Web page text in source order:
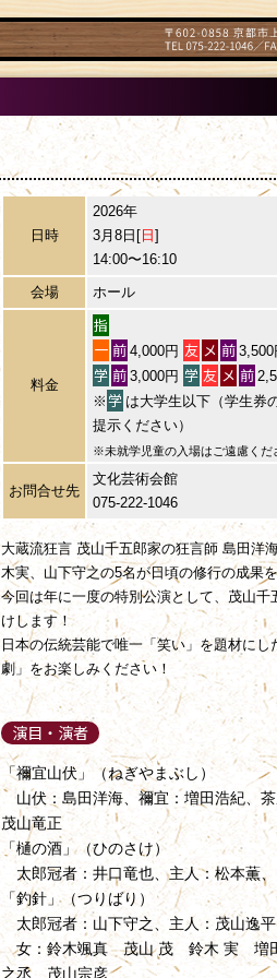
〒602-0858 京都市
075-222-1046／
日時
2026年
3月8日[ 日 ]
14:00〜16:10
会場
ホール
料金
指
一 前 4,000円 友 メ 前 3,500
学 前 3,000円 学 友 メ 前
※ 学 は大学生以下（学生券
提示ください）
※未就学児童の入場はご遠慮くだ
お問合せ先
文化芸術会館
075-222-1046
大蔵流狂言 茂山千五郎家の狂言師 島田洋
木実、山下守之の5名が日頃の修行の成果を
今回は年に一度の特別公演として、茂山千
けします！
日本の伝統芸能で唯一「笑い」を題材に
劇」をお楽しみください！
演目・演者
「禰宜山伏」（ねぎやまぶし）
山伏：島田洋海、禰宜：増田浩紀、茶
茂山竜正
「樋の酒」（ひのさけ）
太郎冠者：井口竜也、主人：松本薫
「釣針」（つりばり）
太郎冠者：山下守之、主人：茂山逸平
女：鈴木颯真 茂山 茂 鈴木 実 増
之丞 茂山宗彦